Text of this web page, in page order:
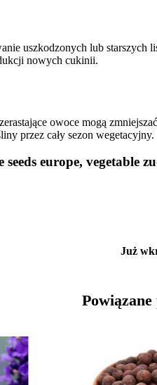
uszkodzonych lub starszych
nowych cukinii.
owoce mogą
przez cały sezon wegetacyjny.
europe, vegetable
Już